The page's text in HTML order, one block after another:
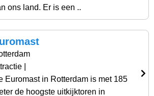
ons land. Er is een ..
Euromast in Rotterdam is met 185
de hoogste uitkijktoren in